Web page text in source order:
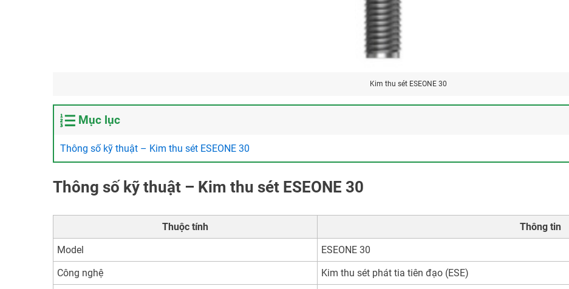
Kim thu sét ESEONE 30
Mục lục
Thông số kỹ thuật – Kim thu sét ESEONE 30
Thông số kỹ thuật – Kim thu sét ESEONE 30
Thuộc tính
Thông tin
Model
ESEONE 30
Công nghệ
Kim thu sét phát tia tiên đạo (ESE)